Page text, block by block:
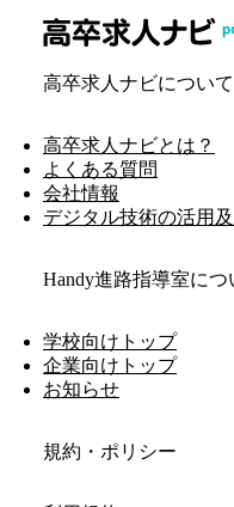
高卒求人ナビについて
高卒求人ナビとは？
よくある質問
会社情報
デジタル技術の活用
Handy進路指導室につ
学校向けトップ
企業向けトップ
お知らせ
規約・ポリシー